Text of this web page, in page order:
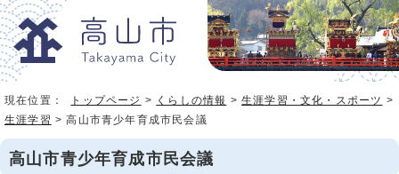
現在位置： トップページ > くらしの情報 >生涯学習・文化・スポーツ >
生涯学習 > 高山市青少年育成市民会議
高山市青少年育成市民会議